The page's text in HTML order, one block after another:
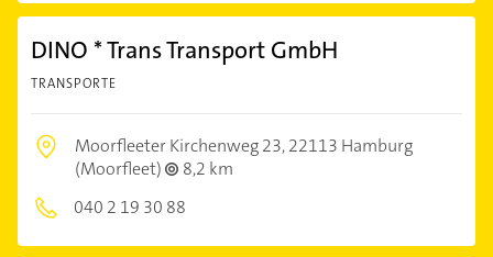
DINO * Trans Transport GmbH
TRANSPORTE
Moorfleeter Kirchenweg 23,22113 Hamburg
(Moorfleet)
8,2 km
040 2 19 30 88